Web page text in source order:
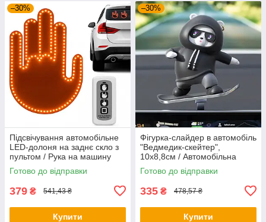
–30%
Підсвічування автомобільне
LED-долоня на заднє скло з
пультом / Рука на машину
для жестів / Світлодіодна
рука
Готово до відправки
379 ₴ 541,43 ₴
Купити
–30%
Фігурка-слайдер в автомобіль
"Ведмедик-скейтер",
10х8,8см / Автомобільна
іграшка на торпеду
Готово до відправки
335 ₴ 478,57 ₴
Купити